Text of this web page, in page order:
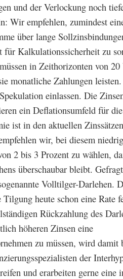
und der Verlockung noch
Wir empfehlen, zumindest
über lange
für Kalkulationssicherheit zu
in Zeithorizonten von 20
monatliche Zahlungen
einlassen. Die
ein Deflationsumfeld für
ist in den aktuellen
wir, bei diesem
2 bis 3 Prozent zu wählen,
überschaubar bleibt.
Volltilger-Darlehen.
heute schon eine Rate
Rückzahlung des
höheren Zinsen eine
zu müssen, wird damit
der
und erarbeiten gerne eine